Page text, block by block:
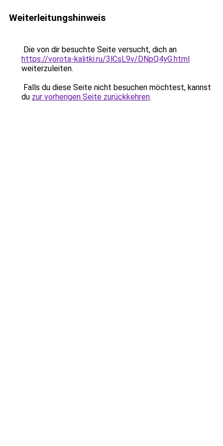
Weiterleitungshinweis
Die von dir besuchte Seite versucht, dich an
https://vorota-kalitki.ru/3lCsL9v/DNpQ4yG.html
weiterzuleiten.
Falls du diese Seite nicht besuchen möchtest, kannst
du zur vorherigen Seite zurückkehren.